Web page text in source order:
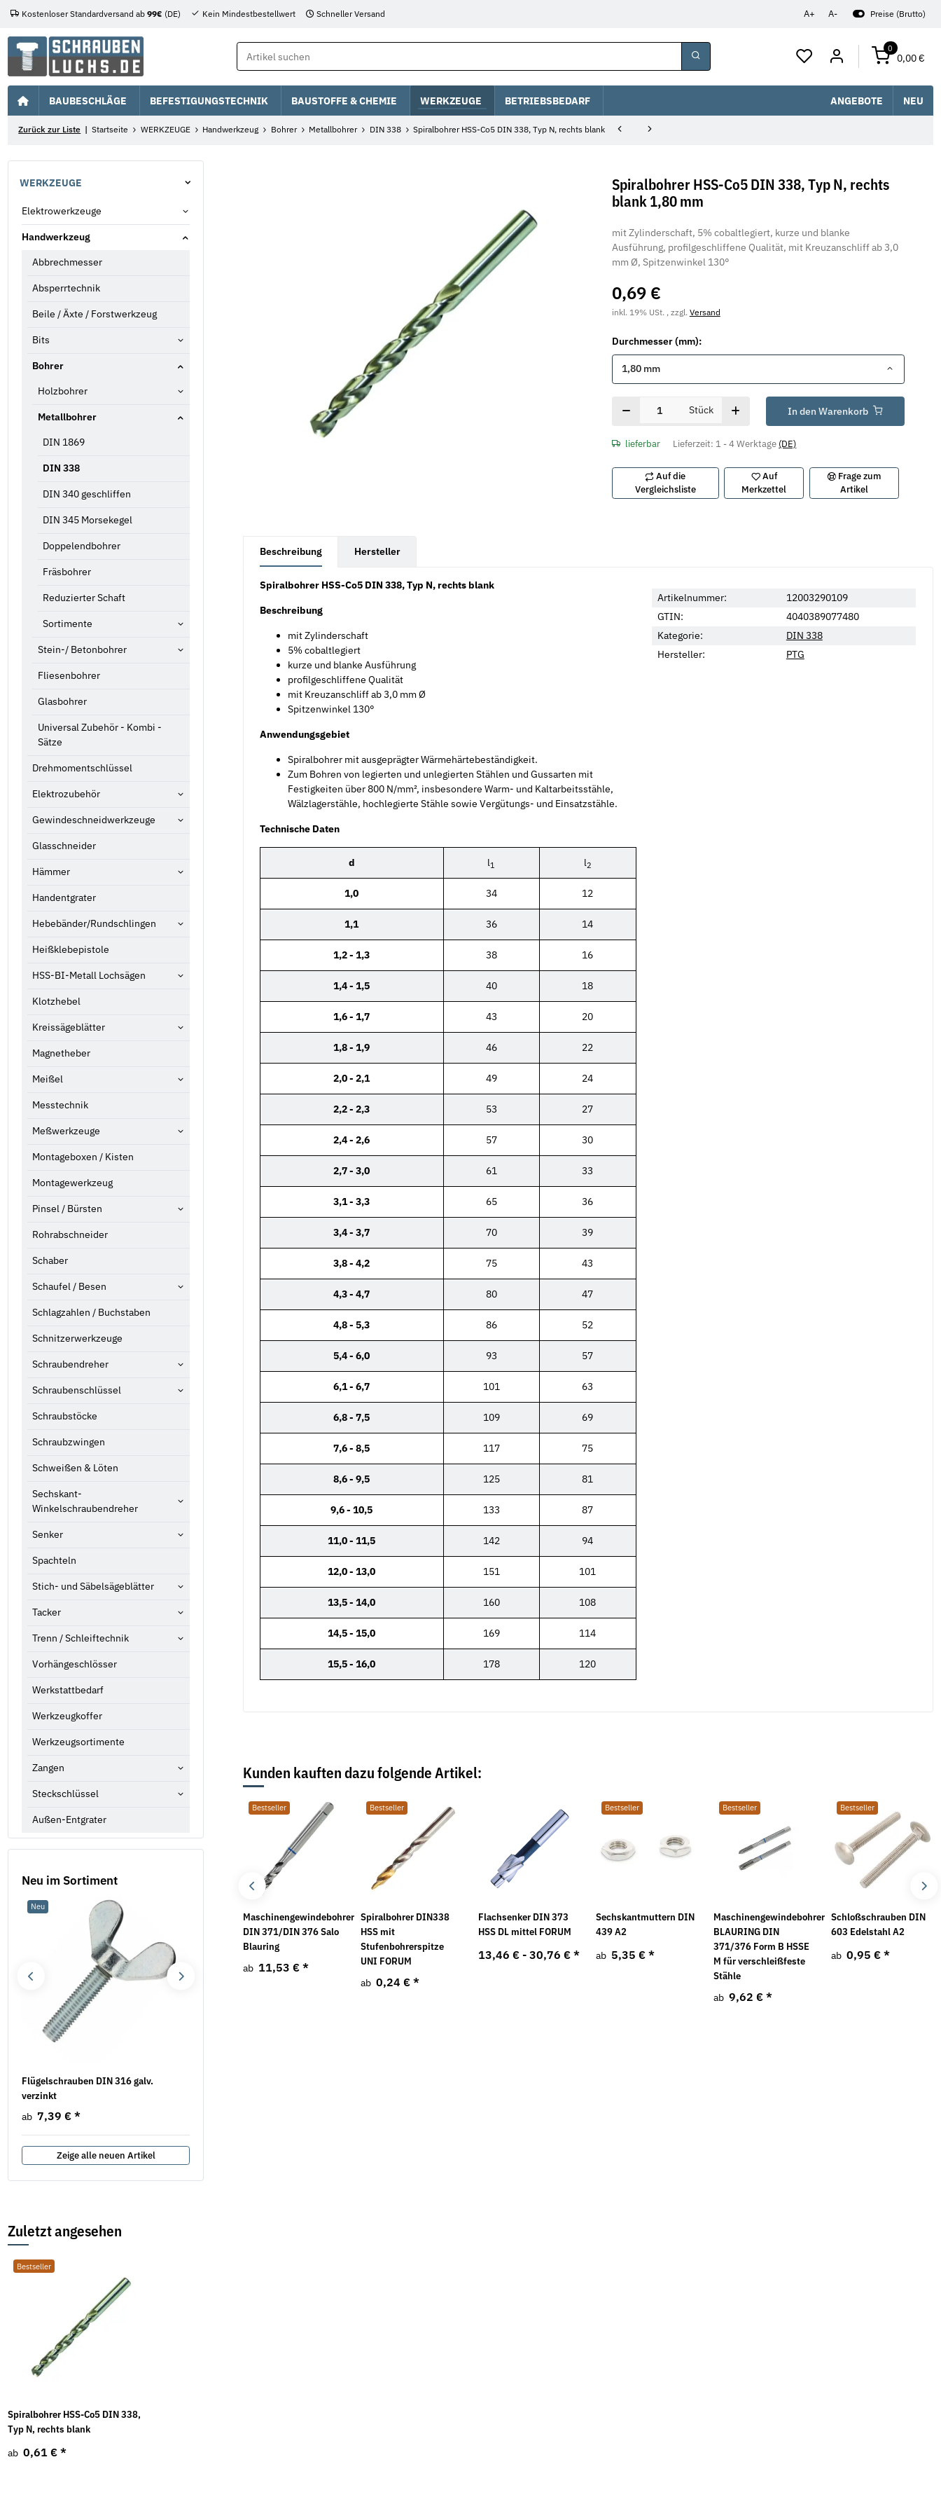
A+ A- Preise (Brutto)
Kostenloser Standardversand ab 99€ (DE) Kein Mindestbestellwert Schneller Versand
0
0,00 €
BAUBESCHLÄGE BEFESTIGUNGSTECHNIK BAUSTOFFE & CHEMIE WERKZEUGE BETRIEBSBEDARF ANGEBOTE NEU
Zurück zur Liste Startseite WERKZEUGE Handwerkzeug Bohrer Metallbohrer DIN 338 Spiralbohrer HSS-Co5 DIN 338, Typ N, rechts blank
Spiralbohrer HSS-Co5 DIN 338, Typ N, rechts
blank 1,80 mm
mit Zylinderschaft, 5% cobaltlegiert, kurze und blanke
Ausführung, profilgeschliffene Qualität, mit Kreuzanschliff ab 3,0
mm Ø, Spitzenwinkel 130°
0,69 €
inkl. 19% USt. , zzgl.Versand
Durchmesser (mm):
1,80 mm
Stück In den Warenkorb
lieferbar Lieferzeit: 1 - 4 Werktage (DE)
Auf die
Vergleichsliste
Auf
Merkzettel
Frage zum
Artikel
Beschreibung Hersteller
Spiralbohrer HSS-Co5 DIN 338, Typ N, rechts blank
Beschreibung
mit Zylinderschaft
5% cobaltlegiert
kurze und blanke Ausführung
profilgeschliffene Qualität
mit Kreuzanschliff ab 3,0 mm Ø
Spitzenwinkel 130°
Anwendungsgebiet
Spiralbohrer mit ausgeprägter Wärmehärtebeständigkeit.
Zum Bohren von legierten und unlegierten Stählen und Gussarten mit
Festigkeiten über 800 N/mm², insbesondere Warm- und Kaltarbeitsstähle,
Wälzlagerstähle, hochlegierte Stähle sowie Vergütungs- und Einsatzstähle.
Technische Daten
d l1 l2
1,0 34 12
1,1 36 14
1,2 - 1,3 38 16
1,4 - 1,5 40 18
1,6 - 1,7 43 20
1,8 - 1,9 46 22
2,0 - 2,1 49 24
2,2 - 2,3 53 27
2,4 - 2,6 57 30
2,7 - 3,0 61 33
3,1 - 3,3 65 36
3,4 - 3,7 70 39
3,8 - 4,2 75 43
4,3 - 4,7 80 47
4,8 - 5,3 86 52
5,4 - 6,0 93 57
6,1 - 6,7 101 63
6,8 - 7,5 109 69
7,6 - 8,5 117 75
8,6 - 9,5 125 81
9,6 - 10,5 133 87
11,0 - 11,5 142 94
12,0 - 13,0 151 101
13,5 - 14,0 160 108
14,5 - 15,0 169 114
15,5 - 16,0 178 120
Artikelnummer:
12003290109
GTIN:
4040389077480
Kategorie:
DIN 338
Hersteller:
PTG
Kunden kauften dazu folgende Artikel:
Linsenschrauben ISO
ab 0,56 €
Bestseller
Maschinengewindebohrer
DIN 371/DIN 376 Salo
Blauring
ab 11,53 € *
Bestseller
Spiralbohrer DIN338
HSS mit
Stufenbohrerspitze
UNI FORUM
ab 0,24 € *
Flachsenker DIN 373
HSS DL mittel FORUM
13,46 € -30,76 €*
Bestseller
Sechskantmuttern DIN
439 A2
ab 5,35 € *
Bestseller
Maschinengewindebohrer
BLAURING DIN
371/376 Form B HSSE
M für verschleißfeste
Stähle
ab 9,62 € *
Bestseller
Schloßschrauben DIN
603 Edelstahl A2
ab 0,95 € *
WERKZEUGE
Elektrowerkzeuge
Handwerkzeug
Abbrechmesser
Absperrtechnik
Beile / Äxte / Forstwerkzeug
Bits
Bohrer
Holzbohrer
Metallbohrer
DIN 1869
DIN 338
DIN 340 geschliffen
DIN 345 Morsekegel
Doppelendbohrer
Fräsbohrer
Reduzierter Schaft
Sortimente
Stein-/ Betonbohrer
Fliesenbohrer
Glasbohrer
Universal Zubehör - Kombi -
Sätze
Drehmomentschlüssel
Elektrozubehör
Gewindeschneidwerkzeuge
Glasschneider
Hämmer
Handentgrater
Hebebänder/Rundschlingen
Heißklebepistole
HSS-BI-Metall Lochsägen
Klotzhebel
Kreissägeblätter
Magnetheber
Meißel
Messtechnik
Meßwerkzeuge
Montageboxen / Kisten
Montagewerkzeug
Pinsel / Bürsten
Rohrabschneider
Schaber
Schaufel / Besen
Schlagzahlen / Buchstaben
Schnitzerwerkzeuge
Schraubendreher
Schraubenschlüssel
Schraubstöcke
Schraubzwingen
Schweißen & Löten
Sechskant-
Winkelschraubendreher
Senker
Spachteln
Stich- und Säbelsägeblätter
Tacker
Trenn / Schleiftechnik
Vorhängeschlösser
Werkstattbedarf
Werkzeugkoffer
Werkzeugsortimente
Zangen
Steckschlüssel
Außen-Entgrater
Neu im Sortiment
Neu
Flügelschrauben DIN 316 galv.
verzinkt
ab 7,39 € *
Zeige alle neuen Artikel
Zuletzt angesehen
Bestseller
Spiralbohrer HSS-Co5 DIN 338,
Typ N, rechts blank
ab 0,61 € *